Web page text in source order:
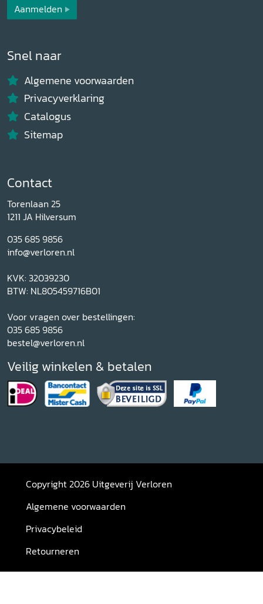
Aanmelden
Snel naar
Algemene voorwaarden
Privacyverklaring
Catalogus
Sitemap
Contact
Torenlaan 25
1211 JA Hilversum
035 685 9856
info@verloren.nl
KVK: 32039230
BTW: NL805459716B01
Voor vragen over bestellingen:
035 685 9856
bestel@verloren.nl
Veilig winkelen & betalen
Copyright 2026 Uitgeverij Verloren
Algemene voorwaarden
Privacybeleid
Retourneren